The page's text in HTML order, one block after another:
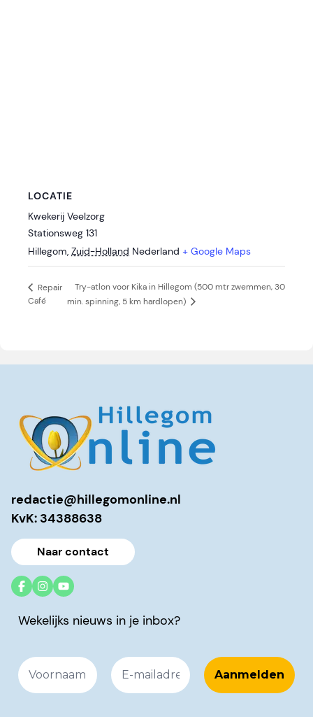
LOCATIE
Kwekerij Veelzorg
Stationsweg 131
Hillegom, Zuid-Holland Nederland + Google Maps
Repair
Café
Try-atlon voor Kika in Hillegom (500 mtr zwemmen, 30
min. spinning, 5 km hardlopen)
redactie@hillegomonline.nl
KvK: 34388638
Naar contact
Wekelijks nieuws in je inbox?